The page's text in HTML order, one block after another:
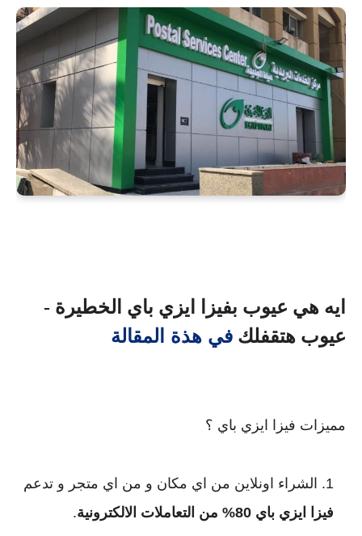
عيوب هتقفلك في هذة المقالة
مميزات فيزا ايزي باي ؟
الشراء اونلاين من اي مكان و من اي متجر و تدعم
فيزا ايزي باي 80% من التعاملات الالكترونية
.